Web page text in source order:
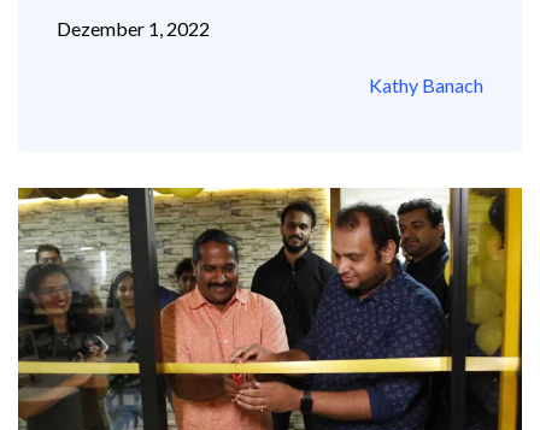
Dezember 1, 2022
Kathy Banach